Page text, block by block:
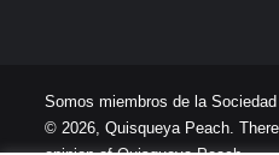
Somos miembros de la
© 2026, Quisqueya Peach.